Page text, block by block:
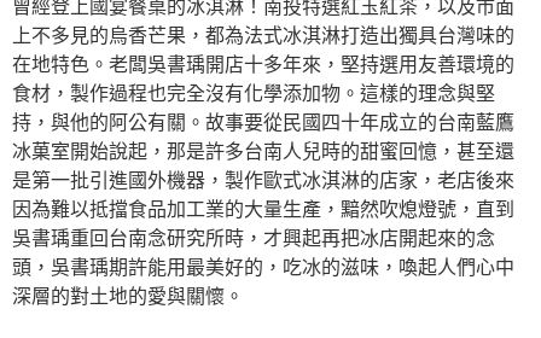
曾經登上國宴餐桌的冰淇淋！南投特選紅玉紅茶，以及市面
上不多見的烏香芒果，都為法式冰淇淋打造出獨具台灣味的
在地特色。老闆吳書瑀開店十多年來，堅持選用友善環境的
食材，製作過程也完全沒有化學添加物。這樣的理念與堅
持，與他的阿公有關。故事要從民國四十年成立的台南藍鷹
冰菓室開始說起，那是許多台南人兒時的甜蜜回憶，甚至還
是第一批引進國外機器，製作歐式冰淇淋的店家，老店後來
因為難以抵擋食品加工業的大量生產，黯然吹熄燈號，直到
吳書瑀重回台南念研究所時，才興起再把冰店開起來的念
頭，吳書瑀期許能用最美好的，吃冰的滋味，喚起人們心中
深層的對土地的愛與關懷。